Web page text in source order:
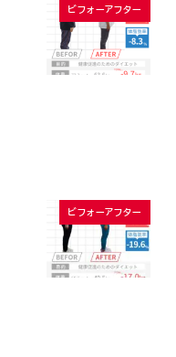
ビフォーアフター
ビフォーアフター